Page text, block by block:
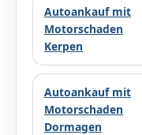
Autoankauf mit
Motorschaden
Kerpen
Autoankauf mit
Motorschaden
Dormagen